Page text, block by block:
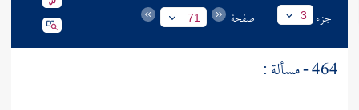
جزء 3 صفحة 71
464 - مسألة :